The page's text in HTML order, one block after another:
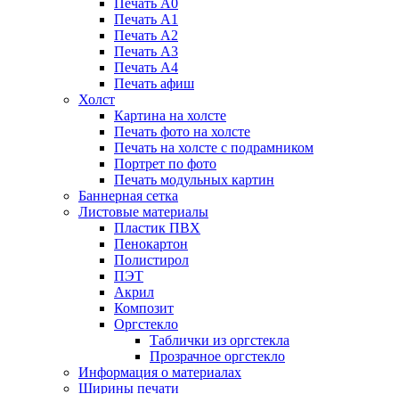
Печать А0
Печать А1
Печать А2
Печать А3
Печать А4
Печать афиш
Холст
Картина на холсте
Печать фото на холсте
Печать на холсте с подрамником
Портрет по фото
Печать модульных картин
Баннерная сетка
Листовые материалы
Пластик ПВХ
Пенокартон
Полистирол
ПЭТ
Акрил
Композит
Оргстекло
Таблички из оргстекла
Прозрачное оргстекло
Информация о материалах
Ширины печати